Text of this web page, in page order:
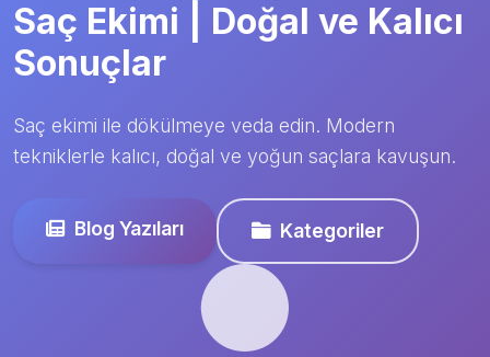
Saç Ekimi | Doğal ve Kalıcı
Sonuçlar
Saç ekimi ile dökülmeye veda edin. Modern
tekniklerle kalıcı, doğal ve yoğun saçlara kavuşun.
Blog Yazıları Kategoriler